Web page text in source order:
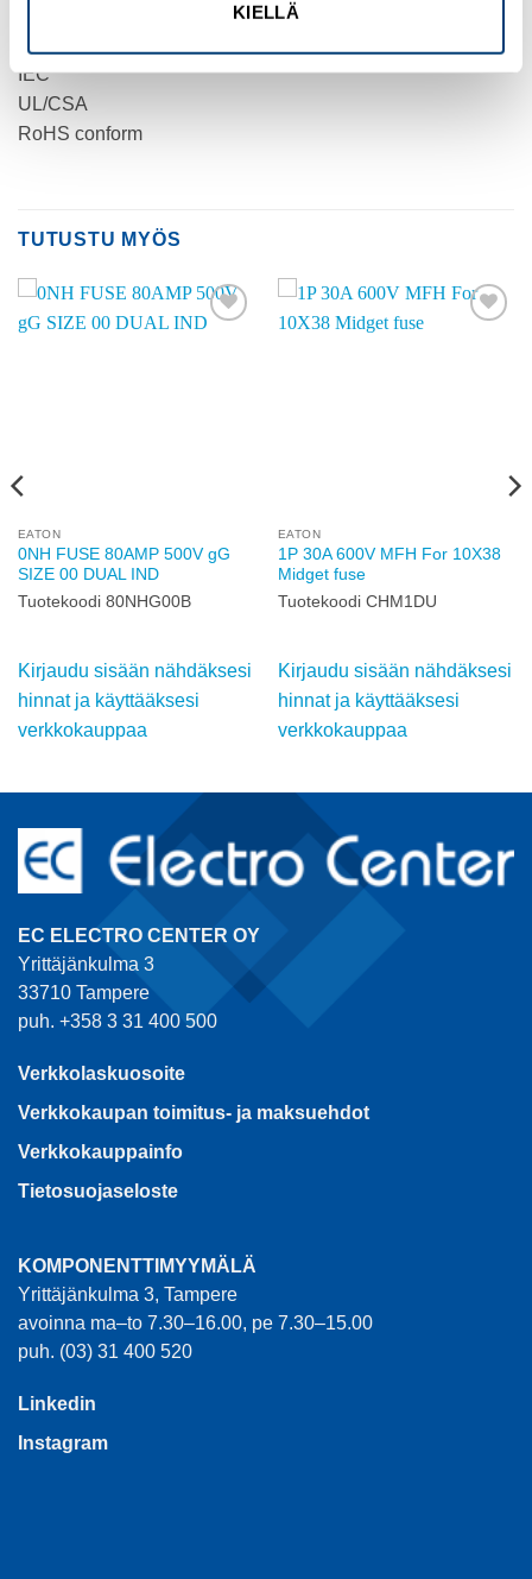
KIELLÄ
IEC
UL/CSA
RoHS conform
TUTUSTU MYÖS
EATON
0NH FUSE 80AMP 500V gG
SIZE 00 DUAL IND
Tuotekoodi 80NHG00B
Kirjaudu sisään nähdäksesi
hinnat ja käyttääksesi
verkkokauppaa
EATON
1P 30A 600V MFH For 10X38
Midget fuse
Tuotekoodi CHM1DU
Kirjaudu sisään nähdäksesi
hinnat ja käyttääksesi
verkkokauppaa
EC ELECTRO CENTER OY
Yrittäjänkulma 3
33710 Tampere
puh. +358 3 31 400 500
Verkkolaskuosoite
Verkkokaupan toimitus- ja maksuehdot
Verkkokauppainfo
Tietosuojaseloste
KOMPONENTTIMYYMÄLÄ
Yrittäjänkulma 3, Tampere
avoinna ma–to 7.30–16.00, pe 7.30–15.00
puh. (03) 31 400 520
Linkedin
Instagram